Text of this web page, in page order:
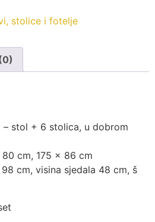
stolice i fotelje
– stol + 6 stolica, u dobrom
cm, 175 x 86 cm
cm, visina sjedala 48 cm, š